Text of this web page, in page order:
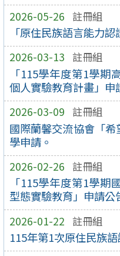
2026-05-26 註冊組
「原住民族語言能力
2026-03-13 註冊組
「115學年度第1學
個人實驗教育計畫」申
2026-03-09 註冊組
國際蘭馨交流協會「
學申請。
2026-02-26 註冊組
「115學年度第1學
型態實驗教育」申請公
2026-01-22 註冊組
115年第1次原住民族